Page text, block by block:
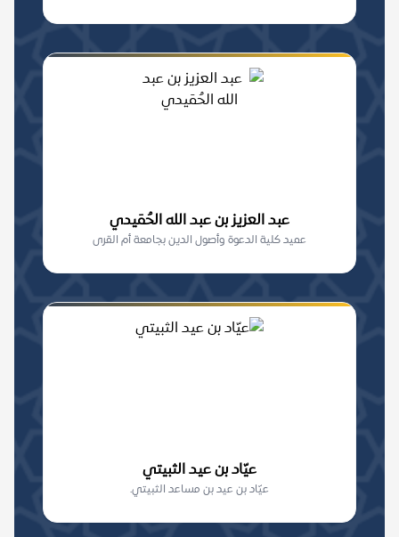
عبد العزيز بن عبد الله الحُمَيدي
عميد كلية الدعوة وأصول الدين بجامعة أم القرى
عيّاد بن عيد الثبيتي
عيّاد بن عيد بن مساعد الثبيتي.